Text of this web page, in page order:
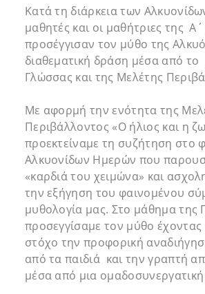
Κατά τη διάρκεια των
μαθητές και οι μαθήτριες της
προσέγγισαν τον μύθο της
διαθεματική δράση μέσα από
Γλώσσας και της Μελέτης
Με αφορμή την ενότητα της
Περιβάλλοντος «Ο ήλιος και η
προεκτείναμε τη συζήτηση στο
Αλκυονίδων Ημερών που
«καρδιά του χειμώνα» και
την εξήγηση του φαινομένου
μυθολογία μας. Στο μάθημα της
προσεγγίσαμε τον μύθο
στόχο την προφορική
από τα παιδιά και την γραπτή
μέσα από μια